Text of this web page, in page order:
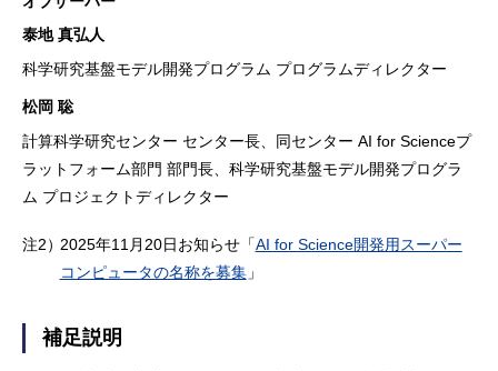
泰地 真弘人
科学研究基盤モデル開発プログラム プログラムディレクター
松岡 聡
計算科学研究センター センター長、同センター AI for Scienceプ
ラットフォーム部門 部門長、科学研究基盤モデル開発プログラ
ム プロジェクトディレクター
注2）2025年11月20日お知らせ「AI for Science開発用スーパー
コンピュータの名称を募集」
補足説明